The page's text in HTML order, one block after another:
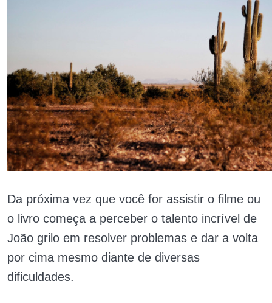
Da próxima vez que você for assistir o filme ou
o livro começa a perceber o talento incrível de
João grilo em resolver problemas e dar a volta
por cima mesmo diante de diversas
dificuldades.